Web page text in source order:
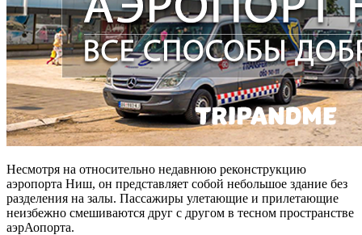
Несмотря на относительно недавнюю реконструкцию
аэропорта Ниш, он представляет собой небольшое здание без
разделения на залы. Пассажиры улетающие и прилетающие
неизбежно смешиваются друг с другом в тесном пространстве
аэрАопорта.